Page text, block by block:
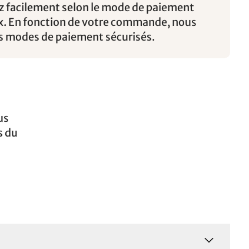
facilement selon le mode de paiement
En fonction de votre commande, nous
de paiement sécurisés.
du